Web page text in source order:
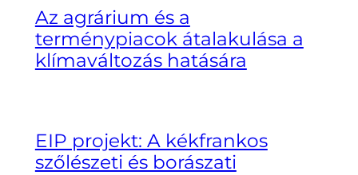
Az agrárium és a
terménypiacok átalakulása a
klímaváltozás hatására
EIP projekt: A kékfrankos
szőlészeti és borászati